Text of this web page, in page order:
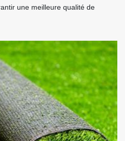
une meilleure qualité de